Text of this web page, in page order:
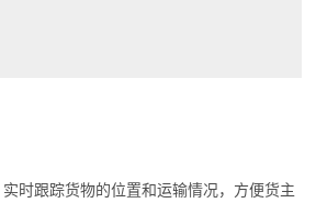
时跟踪货物的位置和运输情况，方便货主